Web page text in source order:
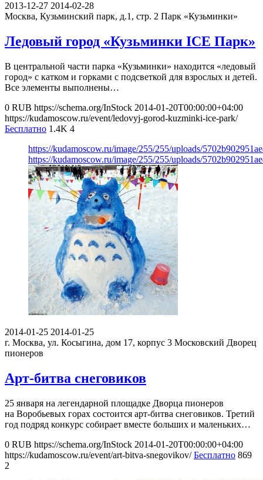
2013-12-27 2014-02-28
Москва, Кузьминский парк, д.1, стр. 2 Парк «Кузьминки»
Ледовый город «Кузьминки ICE Парк»
В центральной части парка «Кузьминки» находится «ледовый
город» с катком и горками с подсветкой для взрослых и детей.
Все элементы выполнены…
0 RUB https://schema.org/InStock 2014-01-20T00:00:00+04:00
https://kudamoscow.ru/event/ledovyj-gorod-kuzminki-ice-park/
Бесплатно 1.4K 4
https://kudamoscow.ru/image/255/255/uploads/
https://kudamoscow.ru/image/255/255/uploads/
2014-01-25 2014-01-25
г. Москва, ул. Косыгина, дом 17, корпус 3 Московский Дворец
пионеров
Арт-битва снеговиков
25 января на легендарной площадке Дворца пионеров
на Воробьевых горах состоится арт-битва снеговиков. Третий
год подряд конкурс собирает вместе больших и маленьких…
0 RUB https://schema.org/InStock 2014-01-20T00:00:00+04:00
https://kudamoscow.ru/event/art-bitva-snegovikov/ Бесплатно 869
2